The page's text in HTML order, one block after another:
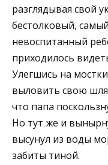
разглядывая свой
бестолковый,
невоспитанный
приходилось
Улегшись на
выловить свою
что папа
Но тут же и
высунул из воды
забиты тиной.